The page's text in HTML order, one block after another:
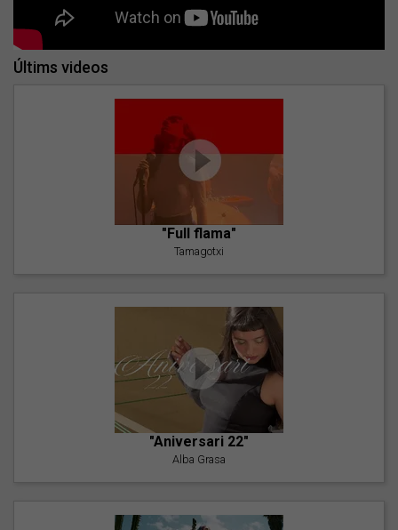
Últims videos
"Full flama"
Tamagotxi
"Aniversari 22"
Alba Grasa